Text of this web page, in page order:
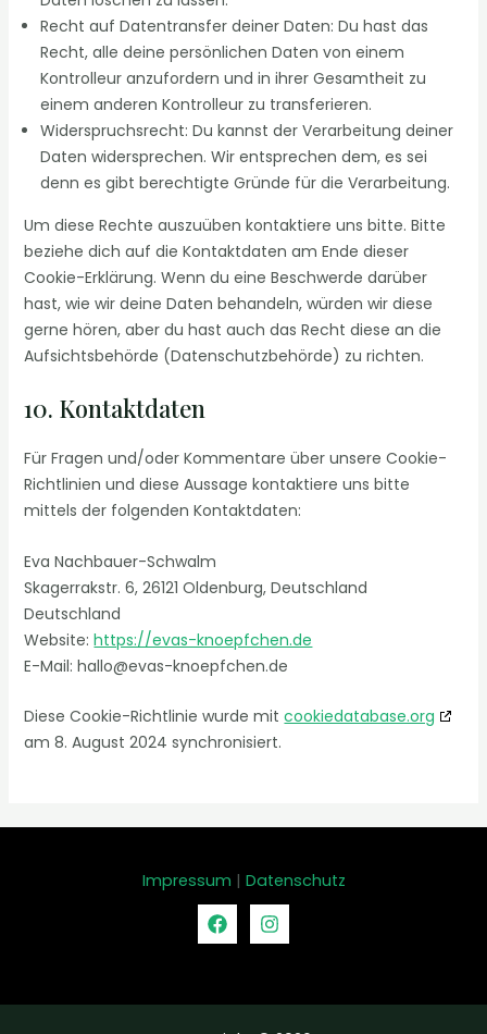
Recht auf Datentransfer deiner Daten: Du hast das
Recht, alle deine persönlichen Daten von einem
Kontrolleur anzufordern und in ihrer Gesamtheit zu
einem anderen Kontrolleur zu transferieren.
Widerspruchsrecht: Du kannst der Verarbeitung deiner
Daten widersprechen. Wir entsprechen dem, es sei
denn es gibt berechtigte Gründe für die Verarbeitung.
Um diese Rechte auszuüben kontaktiere uns bitte. Bitte
beziehe dich auf die Kontaktdaten am Ende dieser
Cookie-Erklärung. Wenn du eine Beschwerde darüber
hast, wie wir deine Daten behandeln, würden wir diese
gerne hören, aber du hast auch das Recht diese an die
Aufsichtsbehörde (Datenschutzbehörde) zu richten.
10. Kontaktdaten
Für Fragen und/oder Kommentare über unsere Cookie-
Richtlinien und diese Aussage kontaktiere uns bitte
mittels der folgenden Kontaktdaten:
Eva Nachbauer-Schwalm
Skagerrakstr. 6, 26121 Oldenburg, Deutschland
Deutschland
Website:https://evas-knoepfchen.de
E-Mail:hallo@evas-knoepfchen.de
Diese Cookie-Richtlinie wurde mitcookiedatabase.org
am 8. August 2024 synchronisiert.
Impressum | Datenschutz